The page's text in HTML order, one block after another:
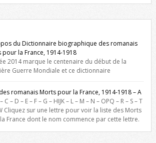
du Dictionnaire biographique des romanais
pour la France, 1914-1918
2014 marque le centenaire du début de la
Guerre Mondiale et ce dictionnaire
hommage aux romanais Morts pour la
La base de cette recherche historique est
gravés sur les plaques commémoratives de
du Dauphiné et du lycée Triboulet, […]
romanais Morts pour la France, 1914-1918 – A
C – D – E – F – G – HIJK – L – M – N – OPQ – R – S – T
Cliquez sur une lettre pour voir la liste des Morts
France dont le nom commence par cette lettre.